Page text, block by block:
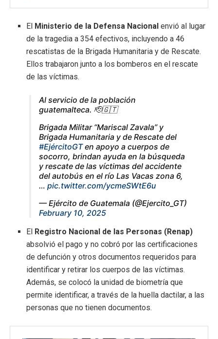
El Ministerio de la Defensa Nacional envió al lugar
de la tragedia a 354 efectivos, incluyendo a 46
rescatistas de la Brigada Humanitaria y de Rescate.
Ellos trabajaron junto a los bomberos en el rescate
de las víctimas.
Al servicio de la población
guatemalteca. 🫡🇬🇹
Brigada Militar “Mariscal Zavala” y
Brigada Humanitaria y de Rescate del
#EjércitoGTen apoyo a cuerpos de
socorro, brindan ayuda en la búsqueda
y rescate de las víctimas del accidente
del autobús en el río Las Vacas zona 6,
… pic.twitter.com/ycmeSWtE6u
— Ejército de Guatemala (@Ejercito_GT)
February 10, 2025
El Registro Nacional de las Personas (Renap)
absolvió el pago y no cobró por las certificaciones
de defunción y otros documentos requeridos para
identificar y retirar los cuerpos de las víctimas.
Además, se colocó la unidad de biometría que
permite identificar, a través de la huella dactilar, a las
personas que no tienen documentos.